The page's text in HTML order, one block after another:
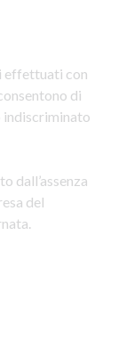
effettuati con
di
indiscriminato
dall’assenza
del